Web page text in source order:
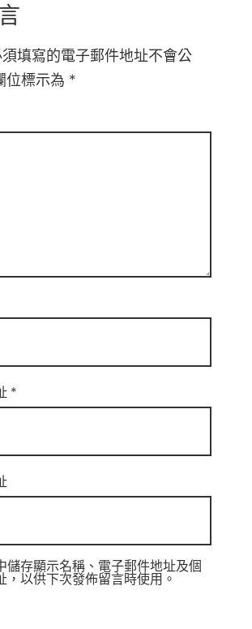
填寫的電子郵件地址不會公
位標示為 *
*
儲存顯示名稱、電子郵件地址及個
，以供下次發佈留言時使用。